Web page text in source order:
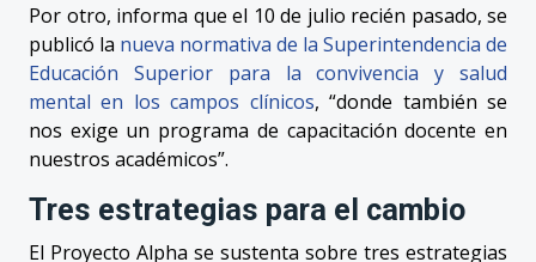
Por otro, informa que el 10 de julio recién pasado, se
publicó la nueva normativa de la Superintendencia de
Educación Superior para la convivencia y salud
mental en los campos clínicos, “donde también se
nos exige un programa de capacitación docente en
nuestros académicos”.
Tres estrategias para el cambio
El Proyecto Alpha se sustenta sobre tres estrategias